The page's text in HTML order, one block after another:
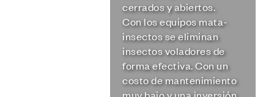
cerrados y abiertos.
Con los equipos mata-
insectos se eliminan
insectos voladores de
forma efectiva. Con un
costo de mantenimiento